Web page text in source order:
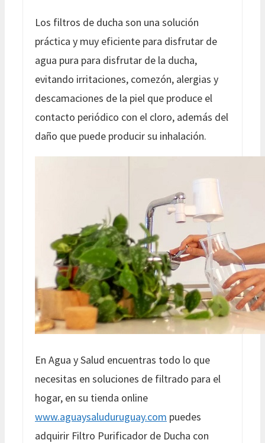
Los filtros de ducha son una solución
práctica y muy eficiente para disfrutar de
agua pura para disfrutar de la ducha,
evitando irritaciones, comezón, alergias y
descamaciones de la piel que produce el
contacto periódico con el cloro, además del
daño que puede producir su inhalación.
En Agua y Salud encuentras todo lo que
necesitas en soluciones de filtrado para el
hogar, en su tienda online
www.aguaysaluduruguay.com puedes
adquirir Filtro Purificador de Ducha con